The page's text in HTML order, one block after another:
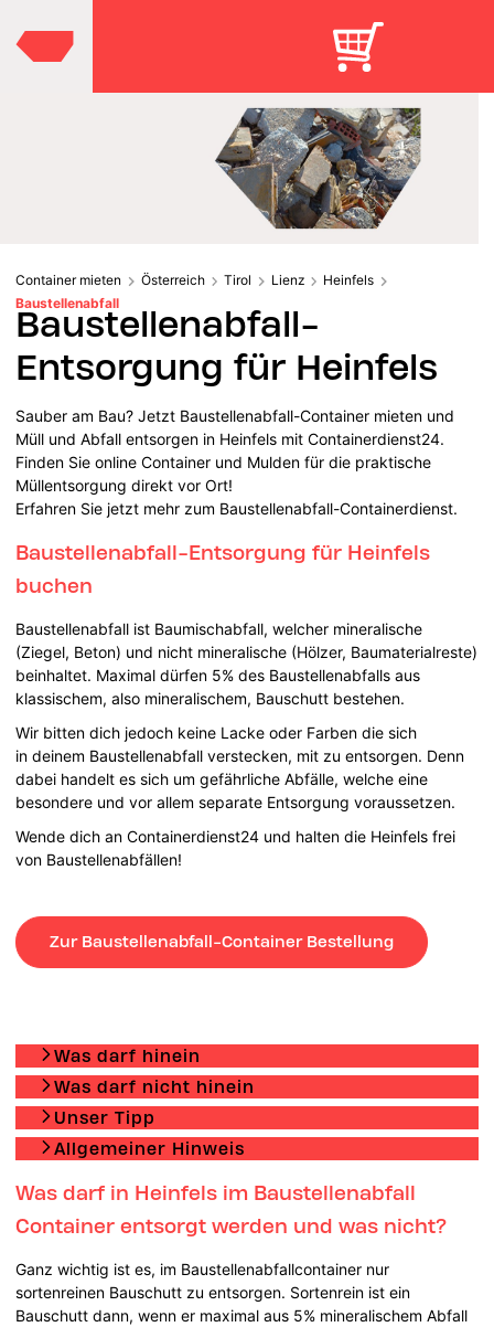
Container mieten Österreich Tirol Lienz
Heinfels
Baustellenabfall
Baustellenabfall-
Entsorgung für Heinfels
Sauber am Bau? Jetzt Baustellenabfall-Container mieten und
Müll und Abfall entsorgen in Heinfels mit Containerdienst24.
Finden Sie online Container und Mulden für die praktische
Müllentsorgung direkt vor Ort!
Erfahren Sie jetzt mehr zum Baustellenabfall-Containerdienst.
Baustellenabfall-Entsorgung für Heinfels
buchen
Baustellenabfall ist Baumischabfall, welcher mineralische
(Ziegel, Beton) und nicht mineralische (Hölzer, Baumaterialreste)
beinhaltet. Maximal dürfen 5% des Baustellenabfalls aus
klassischem, also mineralischem, Bauschutt bestehen.
Wir bitten dich jedoch keine Lacke oder Farben die sich
in deinem Baustellenabfall verstecken, mit zu entsorgen. Denn
dabei handelt es sich um gefährliche Abfälle, welche eine
besondere und vor allem separate Entsorgung voraussetzen.
Wende dich an Containerdienst24 und halten die Heinfels frei
von Baustellenabfällen!
Zur Baustellenabfall-Container Bestellung
Was darf hinein
Was darf nicht hinein
Unser Tipp
Allgemeiner Hinweis
Was darf in Heinfels im Baustellenabfall
Container entsorgt werden und was nicht?
Ganz wichtig ist es, im Baustellenabfallcontainer nur
sortenreinen Bauschutt zu entsorgen. Sortenrein ist ein
Bauschutt dann, wenn er maximal aus 5% mineralischem Abfall